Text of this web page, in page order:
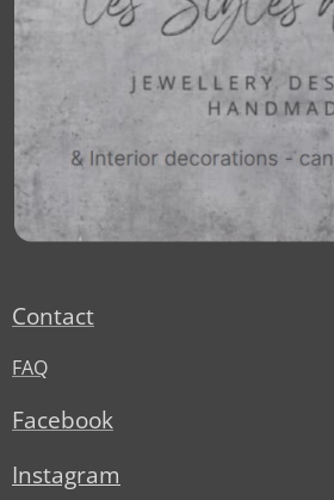
Contact
FAQ
Facebook
Instagram